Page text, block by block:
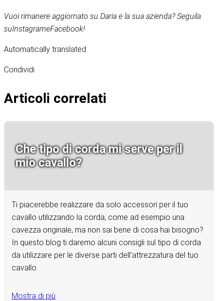
Vuoi rimanere aggiornato su Daria e la sua azienda? Seguila
suInstagrameFacebook!
Automatically translated
Condividi
Articoli correlati
Che tipo di corda mi serve per il
mio cavallo?
Ti piacerebbe realizzare da solo accessori per il tuo
cavallo utilizzando la corda, come ad esempio una
cavezza originale, ma non sai bene di cosa hai bisogno?
In questo blog ti daremo alcuni consigli sul tipo di corda
da utilizzare per le diverse parti dell’attrezzatura del tuo
cavallo.
Mostra di più